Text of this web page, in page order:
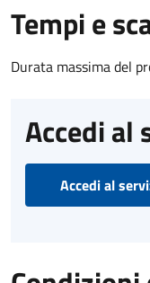
Tempi e
Durata massima del
Accedi al
Accedi al